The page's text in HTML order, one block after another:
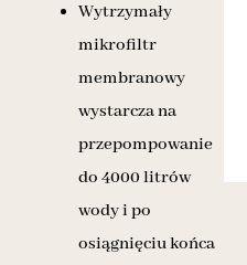
Wytrzymały
mikrofiltr
membranowy
wystarcza na
przepompowanie
do 4000 litrów
wody i po
osiągnięciu końca